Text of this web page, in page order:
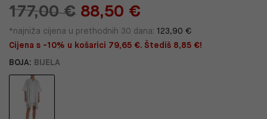
177,00 € 88,50 €
*najniža cijena u prethodnih 30 dana: 123,90 €
Cijena s -10% u košarici 79,65 €. Štediš 8,85 €!
BOJA: BIJELA